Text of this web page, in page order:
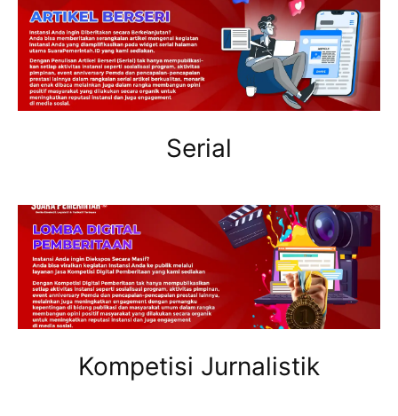
Serial
Kompetisi Jurnalistik